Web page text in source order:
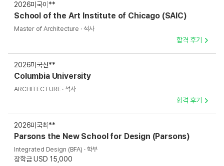
2026미국이**
School of the Art Institute of Chicago (SAIC)
Master of Architecture · 석사
합격 후기
2026미국신**
Columbia University
ARCHITECTURE · 석사
합격 후기
2026미국최**
Parsons the New School for Design (Parsons)
Integrated Design (BFA) · 학부
장학금 USD 15,000